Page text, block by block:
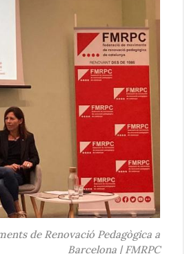
de Renovació Pedagògica a
Barcelona | FMRPC